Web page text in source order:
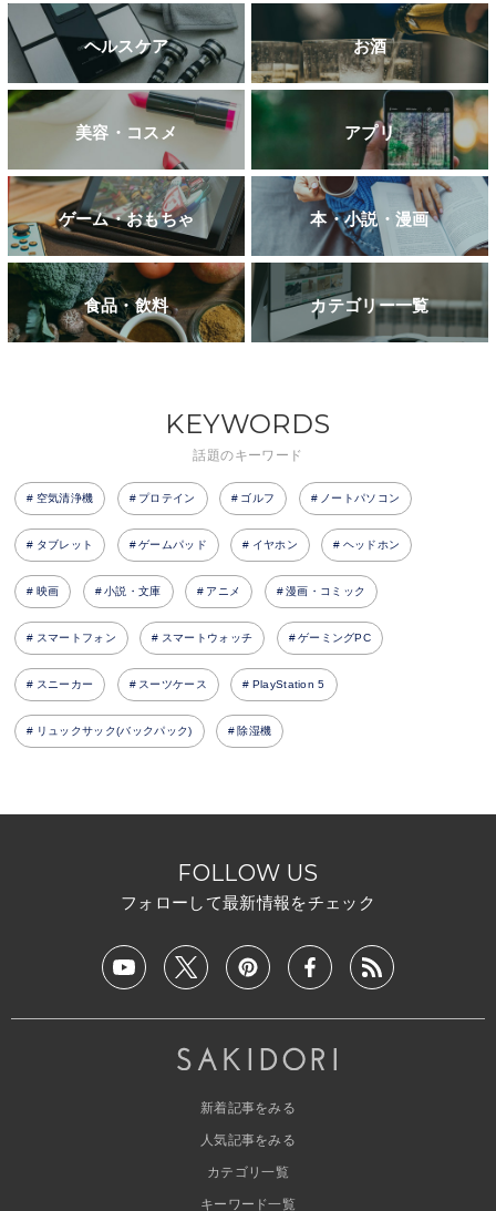
ヘルスケア お酒
美容・コスメ アプリ
ゲーム・おもちゃ 本・小説・漫画
食品・飲料 カテゴリー一覧
KEYWORDS
話題のキーワード
空気清浄機 プロテイン ゴルフ ノートパソコン
タブレット ゲームパッド イヤホン ヘッドホン
映画 小説・文庫 アニメ 漫画・コミック
スマートフォン スマートウォッチ ゲーミングPC
スニーカー スーツケース PlayStation 5
リュックサック(バックパック) 除湿機
FOLLOW US
フォローして最新情報をチェック
新着記事をみる
人気記事をみる
カテゴリ一覧
キーワード一覧